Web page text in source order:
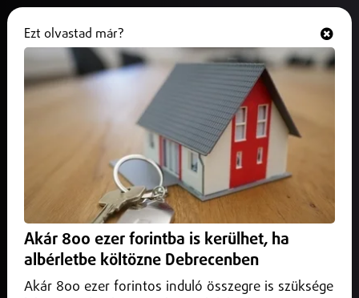
Az M3-as autópályán,a 117-es és a
127-es km között átterelik a
járműveket
2025. május 15.Közlekedés infó
Az M3-as autópályán,a 117-es és a 127-es km között
Ezt olvastad már?
Akár 800 ezer forintba is kerülhet, ha
albérletbe költözne Debrecenben
Akár 800 ezer forintos induló összegre is szüksége